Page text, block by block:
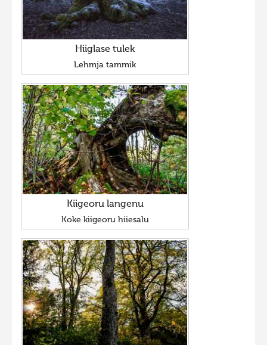
Hiiglase tulek
Lehmja tammik
Kiigeoru langenu
Koke kiigeoru hiiesalu